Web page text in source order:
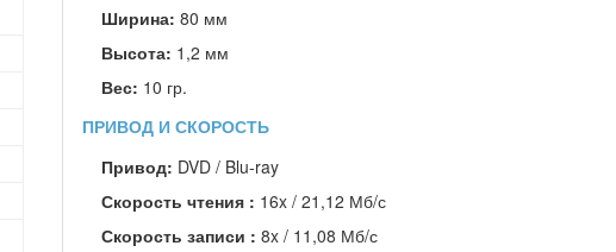
Ширина: 80 мм
Высота: 1,2 мм
Вес: 10 гр.
ПРИВОД И СКОРОСТЬ
Привод: DVD / Blu-ray
Скорость чтения : 16x / 21,12 Мб/с
Скорость записи : 8x / 11,08 Мб/с